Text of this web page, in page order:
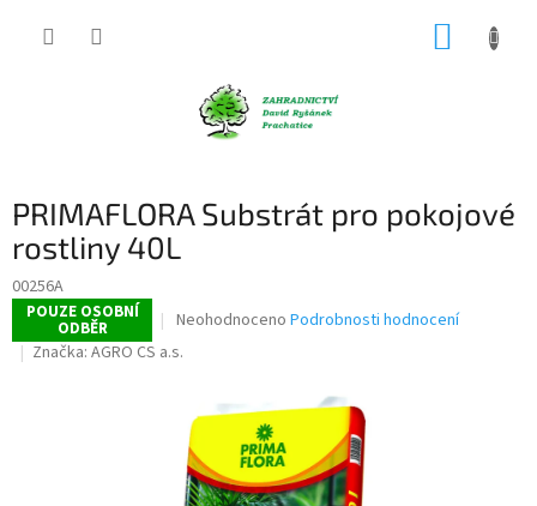
PRIMAFLORA Substrát pro pokojové
rostliny 40L
00256A
POUZE OSOBNÍ
ODBĚR
Průměrné
produktu
hvězdiček.
Neohodnoceno Podrobnosti hodnocení
Značka: AGRO CS a.s.